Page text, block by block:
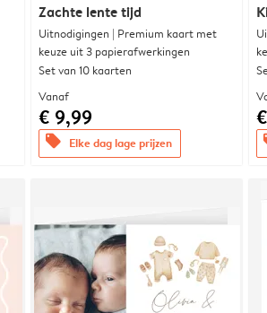
Zachte lente tijd
Uitnodigingen | Premium kaart met
keuze uit 3 papierafwerkingen
Set van 10 kaarten
Vanaf
€ 9,99
offers Elke dag lage prijzen